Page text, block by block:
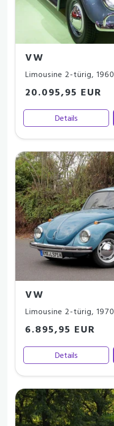
VW
Limousine 2-türig, 1960
20.095,95 EUR
Details
VW
Limousine 2-türig, 1970
6.895,95 EUR
Details